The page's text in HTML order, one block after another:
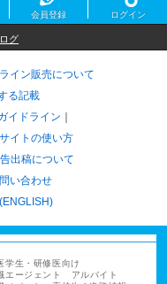
会員登録 ログイン
グ
イン販売について
る記載
イドライン
イトの使い方
出稿について
い合わせ
学生・研修医向け
エージェント
アルバイト